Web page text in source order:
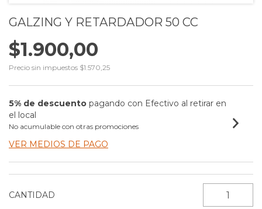
GALZING Y RETARDADOR 50 CC
$1.900,00
Precio sin impuestos $1.570,25
5% de descuento pagando con Efectivo al retirar en
el local
No acumulable con otras promociones
VER MEDIOS DE PAGO
CANTIDAD